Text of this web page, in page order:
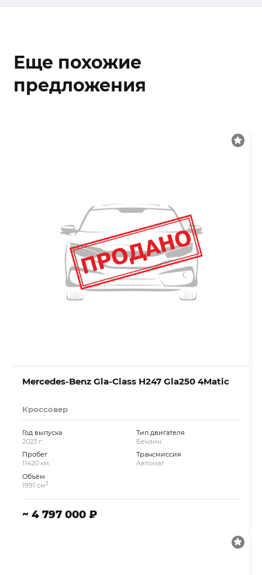
Еще похожие
предложения
Mercedes-Benz Gla-Class H247 Gla250 4Matic
Кроссовер
Год выпуска
2023 г.
Пробег
11420 км.
Объём
1991 см3
Тип двигателя
Бензин
Трансмиссия
Автомат
~ 4 797 000 ₽